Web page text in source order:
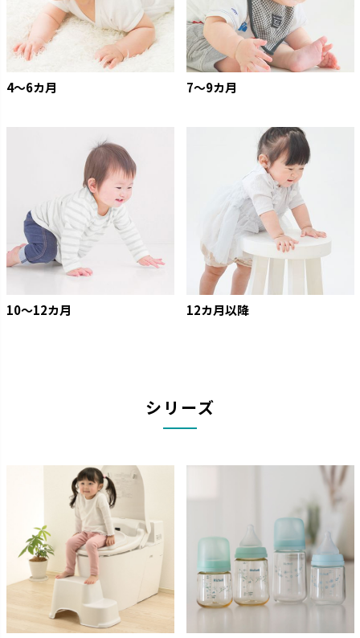
4〜6カ月 7〜9カ月
10〜12カ月 12カ月以降
シリーズ